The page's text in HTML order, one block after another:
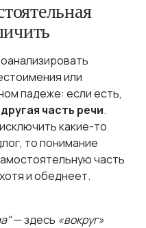
или
падеже: если есть,
другая часть речи.
какие-то
то понимание
часть
и обеднеет.
— здесь «вокруг»